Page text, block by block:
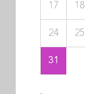
17 18
24 25
31